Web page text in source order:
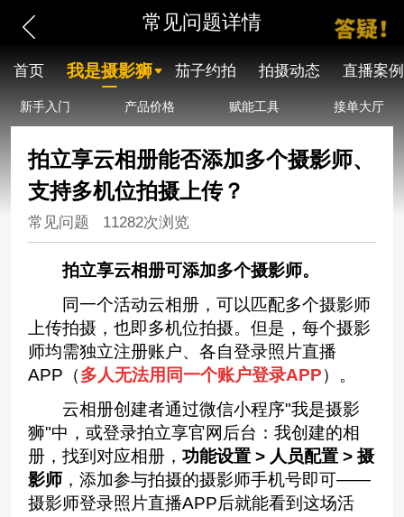
常见问题详情
首页 我是摄影狮 茄子约拍 拍摄动态 直播案例
新手入门 产品价格 赋能工具 接单大厅
拍立享云相册能否添加多个摄影师、
支持多机位拍摄上传？
常见问题 11282次浏览
拍立享云相册可添加多个摄影师。
同一个活动云相册，可以匹配多个摄影师
上传拍摄，也即多机位拍摄。但是，每个摄影
师均需独立注册账户、各自登录照片直播
APP（多人无法用同一个账户登录APP）。
云相册创建者通过微信小程序"我是摄影
狮"中，或登录拍立享官网后台：我创建的相
册，找到对应相册，功能设置 > 人员配置 > 摄
影师 ，添加参与拍摄的摄影师手机号即可——
摄影师登录照片直播APP后就能看到这场活